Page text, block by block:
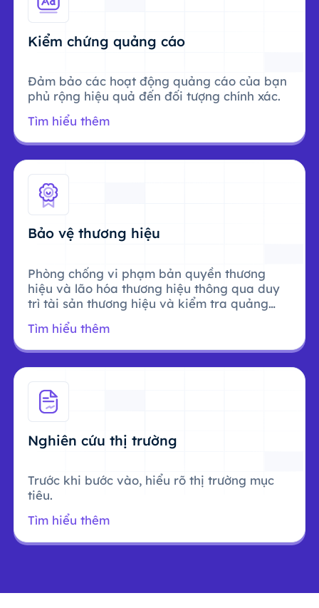
Kiểm chứng quảng cáo
Đảm bảo các hoạt động quảng cáo của bạn
phủ rộng hiệu quả đến đối tượng chính xác.
Tìm hiểu thêm
Bảo vệ thương hiệu
Phòng chống vi phạm bản quyền thương
hiệu và lão hóa thương hiệu thông qua duy
trì tài sản thương hiệu và kiểm tra quảng
Tìm hiểu thêm
Nghiên cứu thị trường
Trước khi bước vào, hiểu rõ thị trường mục
tiêu.
Tìm hiểu thêm